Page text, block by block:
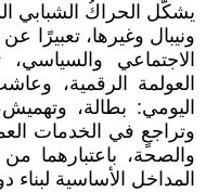
يشكّل الحراكُ الشبابي
ونيبال وغيرها،
الاجتماعي
العولمة الرقمية،
اليومي: بطالة،
وتراجعٍ في الخدمات
والصحة، باعتبارهما
المداخل الأساسية لبناء